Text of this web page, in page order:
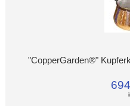
"CopperGarden®"